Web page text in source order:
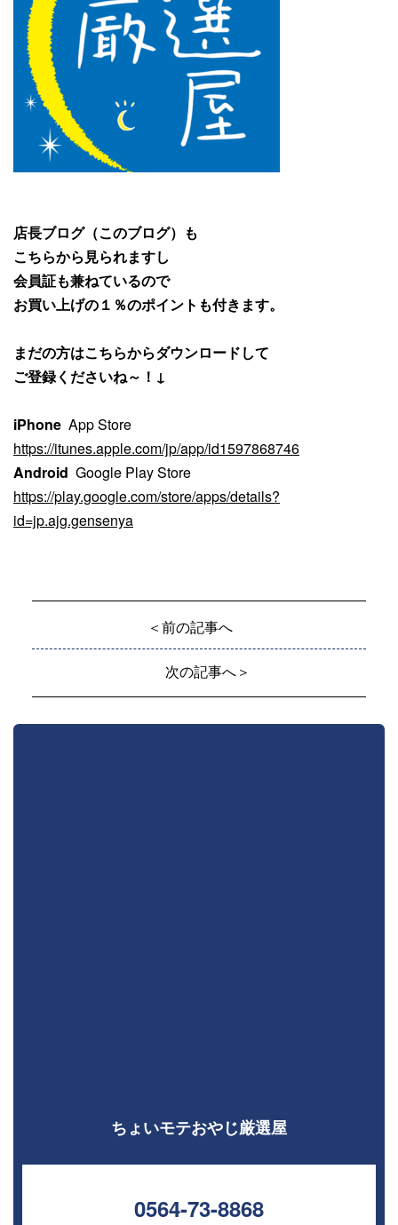
店長ブログ（このブログ）も
こちらから見られますし
会員証も兼ねているので
お買い上げの１％のポイントも付きます。
まだの方はこちらからダウンロードして
ご登録くださいね～！↓
iPhone App Store
https://itunes.apple.com/jp/app/id1597868746
Android Google Play Store
https://play.google.com/store/apps/details?
id=jp.ajg.gensenya
＜前の記事へ
次の記事へ＞
ちょいモテおやじ厳選屋
0564-73-8868⁣